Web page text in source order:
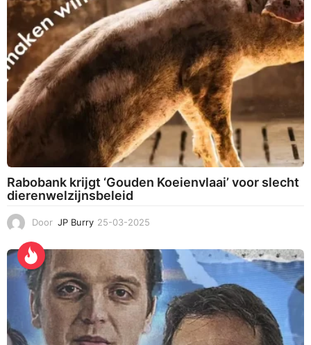
Rabobank krijgt ‘Gouden Koeienvlaai’ voor slecht
dierenwelzijnsbeleid
Door JP Burry 25-03-2025
-
0
3
-
2
0
2